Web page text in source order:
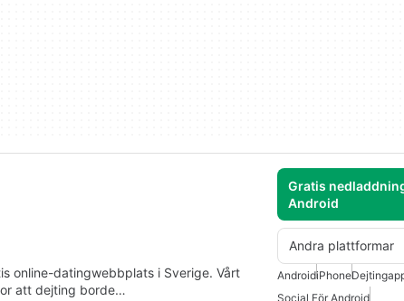
Gratis
Android
Andra plattformar
online-datingwebbplats i Sverige. Vårt
att dejting borde…
AndroidiPhone
Social För Android